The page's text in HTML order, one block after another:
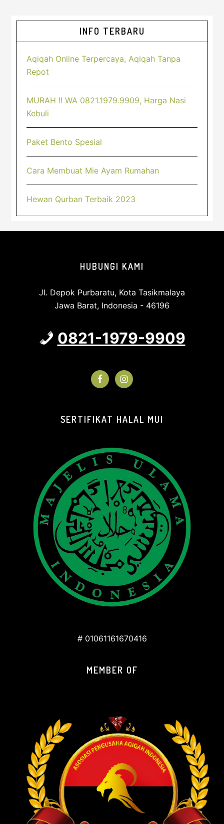
Sidebar
Utama
INFO TERBARU
Aqiqah Online Terpercaya, Aqiqah Tanpa
Repot
MURAH !! WA 0821.1979.9909, Harga Nasi
Kebuli
Paket Bento Spesial
Cara Membuat Mie Ayam Rumahan
Hewan Qurban Terbaik 2023
HUBUNGI KAMI
Jl. Depok Purbaratu, Kota Tasikmalaya
Jawa Barat, Indonesia - 46196
0821-1979-9909
SERTIFIKAT HALAL MUI
# 01061161670416
MEMBER OF